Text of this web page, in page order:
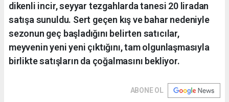
dikenli incir, seyyar tezgahlarda tanesi 20 liradan
satışa sunuldu. Sert geçen kış ve bahar nedeniyle
sezonun geç başladığını belirten satıcılar,
meyvenin yeni yeni çıktığını, tam olgunlaşmasıyla
birlikte satışların da çoğalmasını bekliyor.
ABONE OL